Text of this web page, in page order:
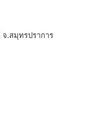
จ.สมุทรปราการ